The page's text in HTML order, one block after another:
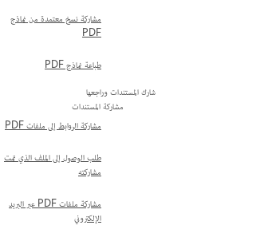
مشاركة نسخ معتمدة من نماذج
PDF
طباعة نماذج PDF
شارك المستندات وراجعها
مشاركة المستندات
مشاركة الروابط إلى ملفات PDF
طلب الوصول إلى الملف الذي تمت
مشاركته
مشاركة ملفات PDF عبر البريد
الإلكتروني